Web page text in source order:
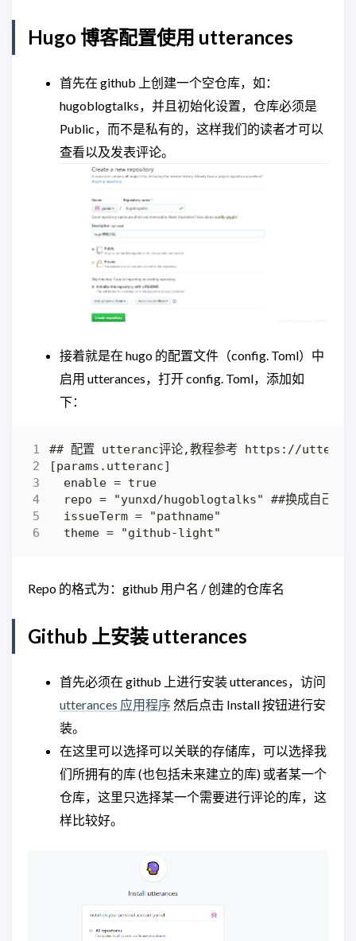
Hugo 博客配置使用 utterances
首先在 github 上创建一个空仓库，如：
hugoblogtalks，并且初始化设置，仓库必须是
Public，而不是私有的，这样我们的读者才可以
查看以及发表评论。
接着就是在 hugo 的配置文件（config. Toml）中
启用 utterances，打开 config. Toml，添加如
下：
Repo 的格式为：github 用户名 / 创建的仓库名
Github 上安装 utterances
首先必须在 github 上进行安装 utterances，访问
utterances 应用程序然后点击 Install 按钮进行安
装。
在这里可以选择可以关联的存储库，可以选择我
们所拥有的库 (也包括未来建立的库) 或者某一个
仓库，这里只选择某一个需要进行评论的库，这
样比较好。